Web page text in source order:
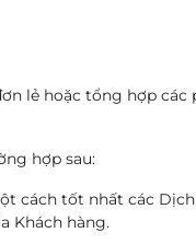
lẻ hoặc tổng hợp
hợp sau:
cách tốt nhất các Dịch
Khách hàng.